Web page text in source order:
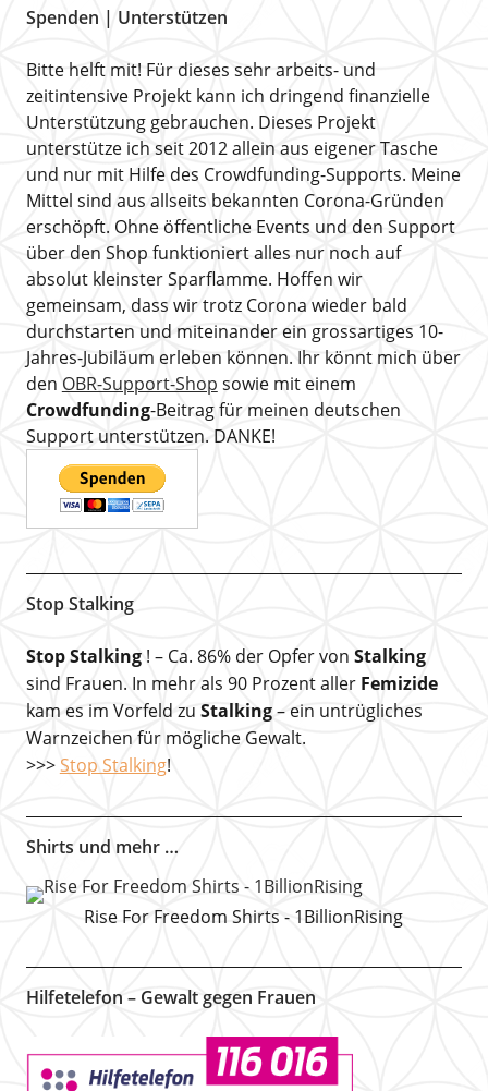
Spenden | Unterstützen
Bitte helft mit! Für dieses sehr arbeits- und
zeitintensive Projekt kann ich dringend finanzielle
Unterstützung gebrauchen. Dieses Projekt
unterstütze ich seit 2012 allein aus eigener Tasche
und nur mit Hilfe des Crowdfunding-Supports. Meine
Mittel sind aus allseits bekannten Corona-Gründen
erschöpft. Ohne öffentliche Events und den Support
über den Shop funktioniert alles nur noch auf
absolut kleinster Sparflamme. Hoffen wir
gemeinsam, dass wir trotz Corona wieder bald
durchstarten und miteinander ein grossartiges 10-
Jahres-Jubiläum erleben können. Ihr könnt mich über
den OBR-Support-Shop sowie mit einem
Crowdfunding-Beitrag für meinen deutschen
Support unterstützen. DANKE!
Stop Stalking
Stop Stalking! – Ca. 86% der Opfer von Stalking
sind Frauen. In mehr als 90 Prozent aller Femizide
kam es im Vorfeld zu Stalking– ein untrügliches
Warnzeichen für mögliche Gewalt.
>>> Stop Stalking!
Shirts und mehr …
Rise For Freedom Shirts - 1BillionRising
Hilfetelefon – Gewalt gegen Frauen